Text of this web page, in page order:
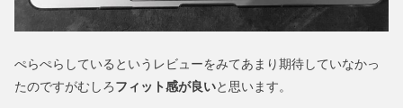
ぺらぺらしているというレビューをみてあまり期待していなかっ
たのですがむしろフィット感が良いと思います。